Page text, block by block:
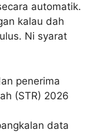
automatik.
kalau dah
Ni syarat
penerima
(STR) 2026
data